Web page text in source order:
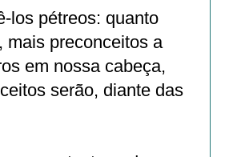
los pétreos: quanto
mais preconceitos a
em nossa cabeça,
serão, diante das